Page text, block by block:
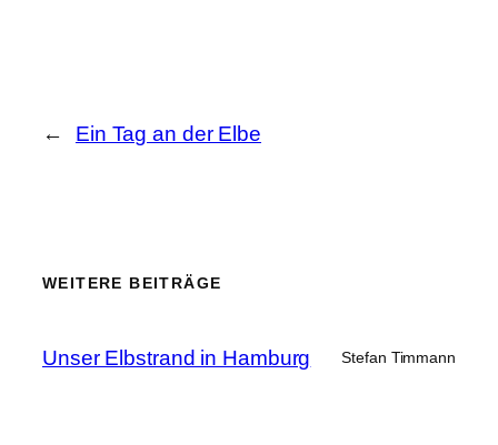
← Ein Tag an der Elbe
WEITERE BEITRÄGE
Unser Elbstrand in Hamburg Stefan Timmann